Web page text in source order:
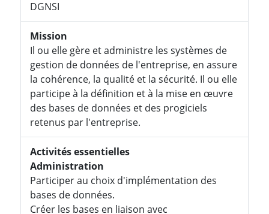
DGNSI
Mission
Il ou elle gère et administre les systèmes de
gestion de données de l'entreprise, en assure
la cohérence, la qualité et la sécurité. Il ou elle
participe à la définition et à la mise en œuvre
des bases de données et des progiciels
retenus par l'entreprise.
Activités essentielles
Administration
Participer au choix d'implémentation des
bases de données.
Créer les bases en liaison avec